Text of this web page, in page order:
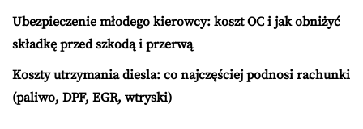
Ubezpieczenie młodego kierowcy: koszt OC i jak obniżyć
składkę przed szkodą i przerwą
Koszty utrzymania diesla: co najczęściej podnosi rachunki
(paliwo, DPF, EGR, wtryski)